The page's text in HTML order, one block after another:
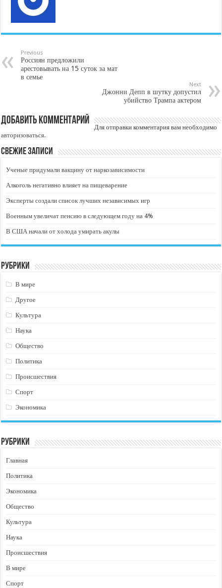
Previous
Россиян предложили
арестовывать на 15 суток за мат
в семье
Next
Джонни Депп в шутку допустил
убийство Трампа актером
Добавить комментарий
Для отправки комментария вам необходимо
авторизоваться.
Свежие записи
Ученые придумали вакцину от наркозависимости
Алкоголь негативно влияет на пищеварение
Эксперты создали список лучших независимых игр
Военным увеличат пенсию в следующем году на 4%
В США начали от холода умирать акулы
Рубрики
В мире
Другое
Культура
Наука
Общество
Политика
Происшествия
Спорт
Экономика
Рубрики
Главная
Политика
Экономика
Общество
Культура
Наука
Происшествия
В мире
Спорт